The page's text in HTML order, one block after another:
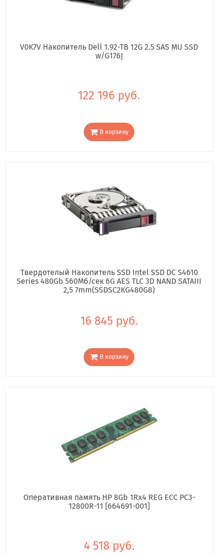
V0K7V Накопитель Dell 1.92-TB 12G 2.5 SAS MU SSD
w/G176J
122 196 руб.
В корзину
Твердотелый Накопитель SSD Intel SSD DC S4610
Series 480Gb 560Мб/сек 6G AES TLC 3D NAND SATAIII
2,5 7mm(SSDSC2KG480G8)
16 845 руб.
В корзину
Оперативная память HP 8Gb 1Rx4 REG ECC PC3-
12800R-11 [664691-001]
4 518 руб.